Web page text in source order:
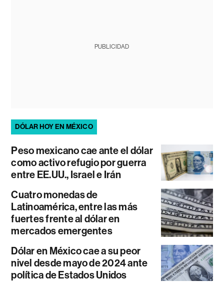
PUBLICIDAD
DÓLAR HOY EN MÉXICO
Peso mexicano cae ante el dólar
como activo refugio por guerra
entre EE.UU., Israel e Irán
Cuatro monedas de
Latinoamérica, entre las más
fuertes frente al dólar en
mercados emergentes
Dólar en México cae a su peor
nivel desde mayo de 2024 ante
política de Estados Unidos